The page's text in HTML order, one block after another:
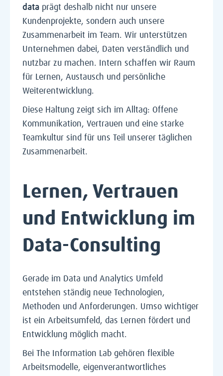
data prägt deshalb nicht nur unsere
Kundenprojekte, sondern auch unsere
Zusammenarbeit im Team. Wir unterstützen
Unternehmen dabei, Daten verständlich und
nutzbar zu machen. Intern schaffen wir Raum
für Lernen, Austausch und persönliche
Weiterentwicklung.
Diese Haltung zeigt sich im Alltag: Offene
Kommunikation, Vertrauen und eine starke
Teamkultur sind für uns Teil unserer täglichen
Zusammenarbeit.
Lernen, Vertrauen
und Entwicklung im
Data-Consulting
Gerade im Data und Analytics Umfeld
entstehen ständig neue Technologien,
Methoden und Anforderungen. Umso wichtiger
ist ein Arbeitsumfeld, das Lernen fördert und
Entwicklung möglich macht.
Bei The Information Lab gehören flexible
Arbeitsmodelle, eigenverantwortliches